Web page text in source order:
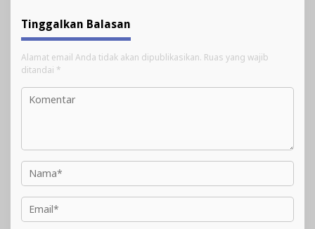
Tinggalkan Balasan
Alamat email Anda tidak akan dipublikasikan. Ruas yang wajib
ditandai *